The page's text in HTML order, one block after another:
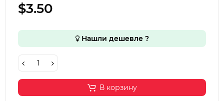
$3.50
Нашли дешевле ?
В корзину